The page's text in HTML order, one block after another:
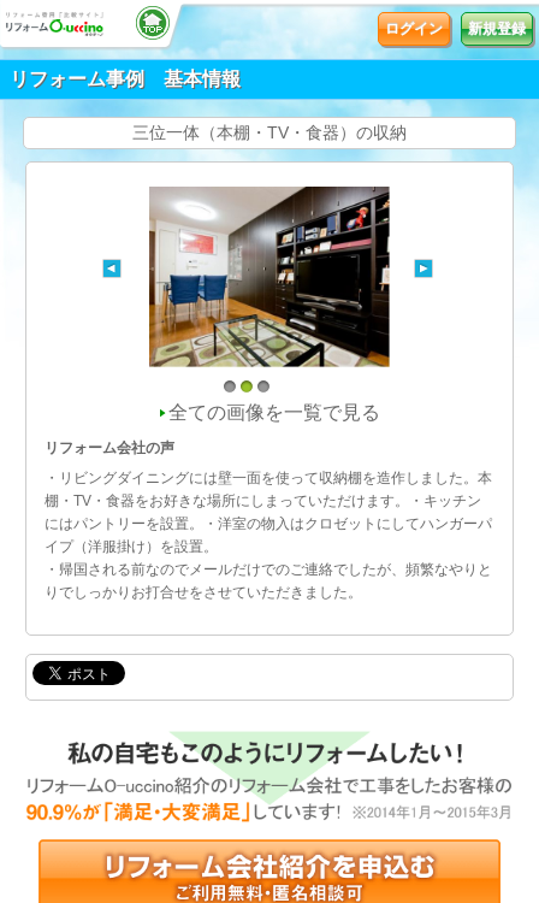
ログイン 新規登録
リフォーム事例 基本情報
三位一体（本棚・TV・食器）の収納
1 2 3
全ての画像を一覧で見る
リフォーム会社の声
・リビングダイニングには壁一面を使って収納棚を造作しました。本
棚・TV・食器をお好きな場所にしまっていただけます。・キッチン
にはパントリーを設置。・洋室の物入はクロゼットにしてハンガーパ
イプ（洋服掛け）を設置。
・帰国される前なのでメールだけでのご連絡でしたが、頻繁なやりと
りでしっかりお打合せをさせていただきました。